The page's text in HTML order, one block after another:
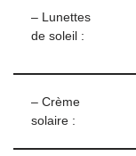
– Lunettes
de soleil :
– Crème
solaire :